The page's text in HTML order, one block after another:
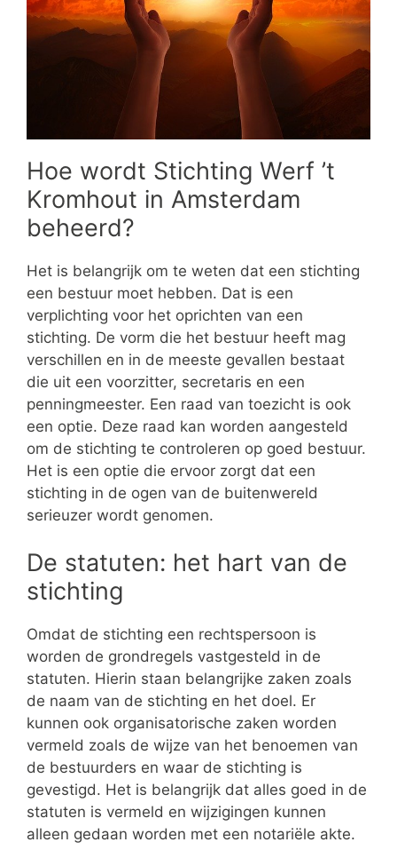
Hoe wordt Stichting Werf ’t
Kromhout in Amsterdam
beheerd?
Het is belangrijk om te weten dat een stichting
een bestuur moet hebben. Dat is een
verplichting voor het oprichten van een
stichting. De vorm die het bestuur heeft mag
verschillen en in de meeste gevallen bestaat
die uit een voorzitter, secretaris en een
penningmeester. Een raad van toezicht is ook
een optie. Deze raad kan worden aangesteld
om de stichting te controleren op goed bestuur.
Het is een optie die ervoor zorgt dat een
stichting in de ogen van de buitenwereld
serieuzer wordt genomen.
De statuten: het hart van de
stichting
Omdat de stichting een rechtspersoon is
worden de grondregels vastgesteld in de
statuten. Hierin staan belangrijke zaken zoals
de naam van de stichting en het doel. Er
kunnen ook organisatorische zaken worden
vermeld zoals de wijze van het benoemen van
de bestuurders en waar de stichting is
gevestigd. Het is belangrijk dat alles goed in de
statuten is vermeld en wijzigingen kunnen
alleen gedaan worden met een notariële akte.